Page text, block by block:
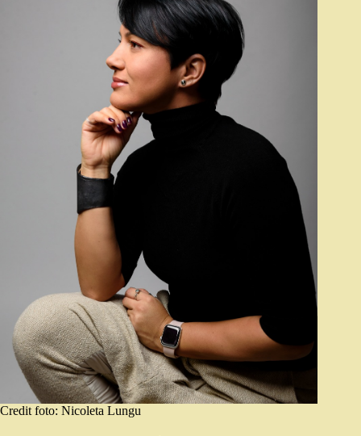
Credit foto: Nicoleta Lungu